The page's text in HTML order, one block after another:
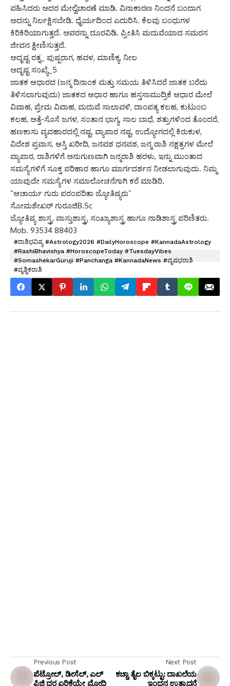
ವಹಿಸಿದರು ಅದರ ಮೇಲ್ವಿಚಾರಣೆ ಮಾಡಿ. ವಿನಾಕಾರಣ ನಿಂದನೆ ಬಂದಾಗ
ಅದನ್ನು ನಿರ್ಲಕ್ಷಿಸಬೇಡಿ. ಧೈರ್ಯದಿಂದ ಎದುರಿಸಿ. ಕೆಲವು ಬಂಧುಗಳ
ಕಿರಿಕಿರಿಯಾಗುತ್ತದೆ. ಅವರನ್ನು ದೂರವಿಡಿ. ಪ್ರೀತಿಸಿ ಮದುವೆಯಾದ ಸಮರಸ
ಜೀವನ ಕ್ಷೀಣಿಸುತ್ತದೆ.
ಅದೃಷ್ಟ ರತ್ನ_ ಪುಷ್ಪರಾಗ, ಹವಳ, ಮಾಣಿಕ್ಯ, ನೀಲ
ಅದೃಷ್ಟ ಸಂಖ್ಯೆ_5
ಜಾತಕ ಆಧಾರದ (ಜನ್ಮ ದಿನಾಂಕ ಮತ್ತು ಸಮಯ ತಿಳಿಸಿದರೆ ಜಾತಕ ಬರೆದು
ತಿಳಿಸಲಾಗುವುದು) ಜಾತಕದ ಆಧಾರ ಹಾಗೂ ಹಸ್ತಸಾಮುದ್ರಿಕೆ ಆಧಾರ ಮೇಲೆ
ವಿವಾಹ, ಪ್ರೇಮ ವಿವಾಹ, ಮದುವೆ ಸಾಲಾವಳಿ, ದಾಂಪತ್ಯ ಕಲಹ, ಕುಟುಂಬ
ಕಲಹ, ಅತ್ತೆ-ಸೊಸೆ ಜಗಳ, ಸಂತಾನ ಭಾಗ್ಯ, ಸಾಲ ಬಾಧೆ, ಶತ್ರುಗಳಿಂದ ತೊಂದರೆ,
ಹಣಕಾಸು ವ್ಯವಹಾರದಲ್ಲಿ ನಷ್ಟ, ವ್ಯಾಪಾರ ನಷ್ಟ, ಉದ್ಯೋಗದಲ್ಲಿ ಕಿರುಕುಳ,
ವಿದೇಶ ಪ್ರವಾಸ, ಆಸ್ತಿ ಖರೀದಿ, ಜನವಶ ಧನವಶ, ಜನ್ಮ ರಾಶಿ ನಕ್ಷತ್ರಗಳ ಮೇಲೆ
ವ್ಯಾಪಾರ, ರಾಶಿಗಳಿಗೆ ಅನುಗುಣವಾಗಿ ಜನ್ಮರಾಶಿ ಹರಳು, ಇನ್ನು ಮುಂತಾದ
ಸಮಸ್ಯೆಗಳಿಗೆ ಸೂಕ್ತ ಪರಿಹಾರ ಹಾಗೂ ಮಾರ್ಗದರ್ಶನ ನೀಡಲಾಗುವುದು. ನಿಮ್ಮ
ಯಾವುದೇ ಸಮಸ್ಯೆಗಳ ಸಮಾಲೋಚನೆಗಾಗಿ ಕರೆ ಮಾಡಿರಿ.
“ಆಚಾರ್ಯ ಗುರು ಪರಂಪರಿತಾ ಜ್ಯೋತಿಷ್ಯರು”
ಸೋಮಶೇಖರ್ ಗುರೂಜಿB.Sc
ಜ್ಯೋತಿಷ್ಯ ಶಾಸ್ತ್ರ, ವಾಸ್ತುಶಾಸ್ತ್ರ, ಸಂಖ್ಯಾಶಾಸ್ತ್ರ ಹಾಗೂ ನಾಡಿಶಾಸ್ತ್ರ ಪರಿಣಿತರು.
Mob. 93534 88403
#ರಾಶಿಭವಿಷ್ಯ #Astrology2026 #DailyHoroscope #KannadaAstrology
#RashiBhavishya #HoroscopeToday #TuesdayVibes
#SomashekarGuruji #Panchanga #KannadaNews #ವೃಷಭರಾಶಿ
#ವೃಶ್ಚಿಕರಾಶಿ
Previous Post
ಪೆಟ್ರೋಲ್, ಡೀಸೆಲ್, ಎಲ್
ಪಿಜಿ ದರ ಏರಿಕೆಯೇ ಮೋದಿ
Next Post
ಕಚ್ಚಾ ತೈಲ ಬಿಕ್ಕಟ್ಟು: ದಾಖಲೆಯ
ಇಂಧನ ಉತ್ಪಾದನೆ